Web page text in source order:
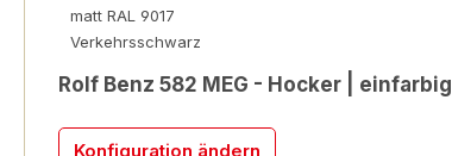
matt RAL 9017
Verkehrsschwarz
Rolf Benz 582 MEG - Hocker | einfarbig
Konfiguration ändern